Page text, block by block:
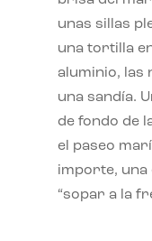
unas sillas
una tortilla
aluminio, las
una sandía.
de fondo de
el paseo
importe, una
“sopar a la